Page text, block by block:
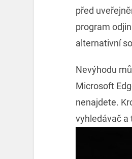
před
program
alternativní
Nevýhodu
Microsoft
nenajdete.
vyhledávač a